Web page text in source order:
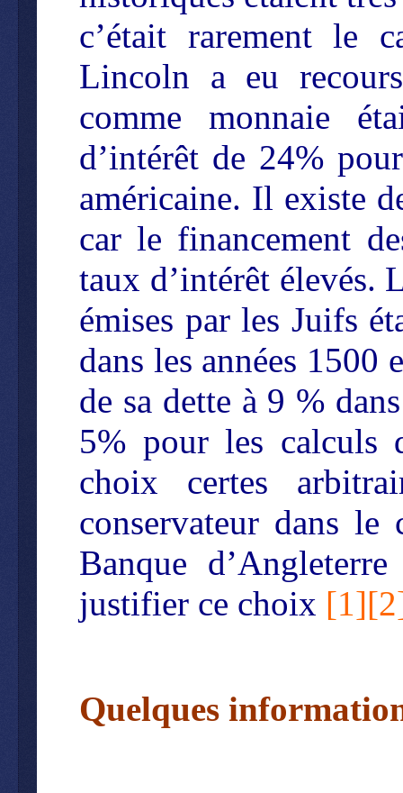
c’était rarement le
Lincoln a eu
comme monnaie
d’intérêt de 24%
américaine. Il existe
car le financement
taux d’intérêt élevés.
émises par les Juifs
dans les années 1500
de sa dette à 9 %
5% pour les calculs
choix certes
conservateur dans le
Banque
justifier ce choix [1][2
Quelques